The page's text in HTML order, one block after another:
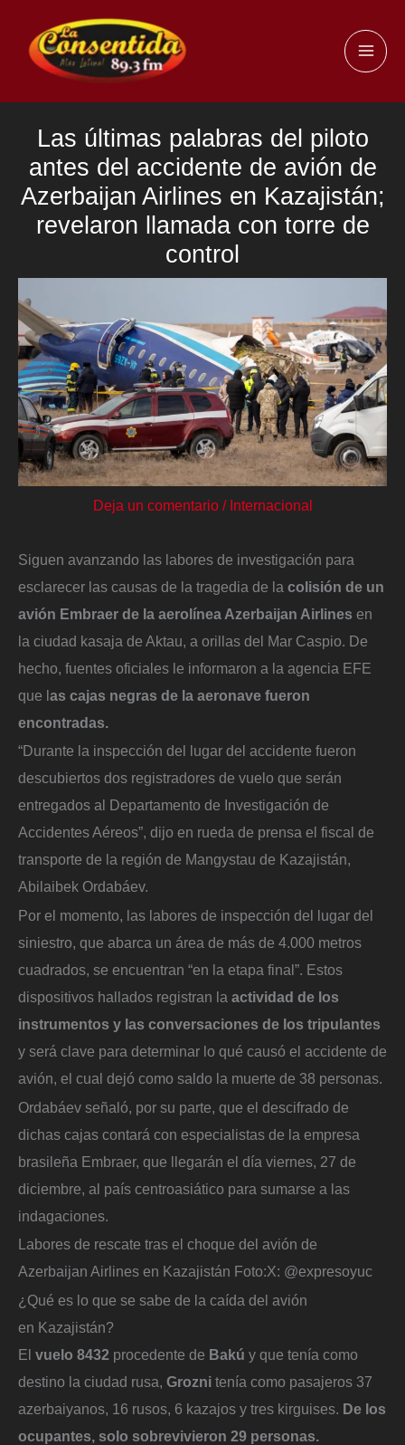
contenido
Las últimas palabras del piloto
antes del accidente de avión de
Azerbaijan Airlines en Kazajistán;
revelaron llamada con torre de
control
Deja un comentario / Internacional
Siguen avanzando las labores de investigación para
esclarecer las causas de la tragedia de la colisión de un
avión Embraer de la aerolínea Azerbaijan Airlines en
la ciudad kasaja de Aktau, a orillas del Mar Caspio. De
hecho, fuentes oficiales le informaron a la agencia EFE
que las cajas negras de la aeronave fueron
encontradas.
“Durante la inspección del lugar del accidente fueron
descubiertos dos registradores de vuelo que serán
entregados al Departamento de Investigación de
Accidentes Aéreos”, dijo en rueda de prensa el fiscal de
transporte de la región de Mangystau de Kazajistán,
Abilaibek Ordabáev.
Por el momento, las labores de inspección del lugar del
siniestro, que abarca un área de más de 4.000 metros
cuadrados, se encuentran “en la etapa final”. Estos
dispositivos hallados registran la actividad de los
instrumentos y las conversaciones de los tripulantes
y será clave para determinar lo qué causó el accidente de
avión, el cual dejó como saldo la muerte de 38 personas.
Ordabáev señaló, por su parte, que el descifrado de
dichas cajas contará con especialistas de la empresa
brasileña Embraer, que llegarán el día viernes, 27 de
diciembre, al país centroasiático para sumarse a las
indagaciones.
Labores de rescate tras el choque del avión de
Azerbaijan Airlines en Kazajistán Foto:X: @expresoyuc
¿Qué es lo que se sabe de la caída del avión
en Kazajistán?
El vuelo 8432 procedente de Bakú y que tenía como
destino la ciudad rusa, Grozni tenía como pasajeros 37
azerbaiyanos, 16 rusos, 6 kazajos y tres kirguises. De los
ocupantes, solo sobrevivieron 29 personas.